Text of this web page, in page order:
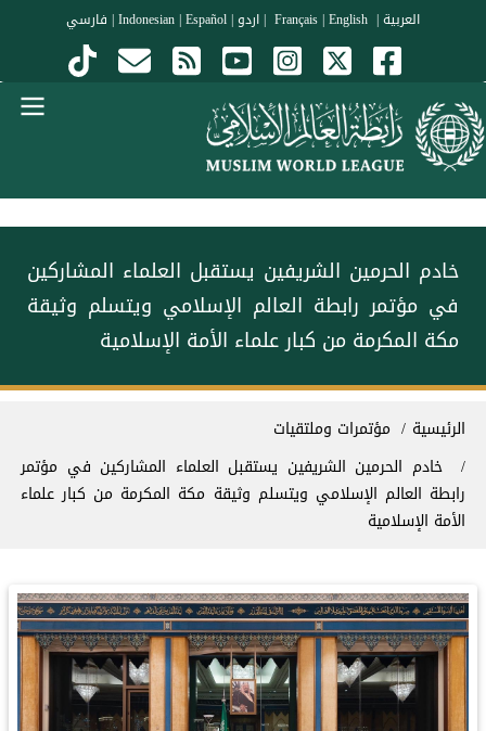
تجاوز إلى المحتوى الرئيسي
العربية|
|English
| اردو|
Indonesian |Español
| فارسي
خادم الحرمين الشريفين يستقبل العلماء المشاركين
في مؤتمر ⁧رابطة العالم الإسلامي⁩ ويتسلم ⁧وثيقة
مكة المكرمة⁩ من كبار علماء الأمة الإسلامية
مسار التنقل
الرئيسية
مؤتمرات وملتقيات
خادم الحرمين الشريفين يستقبل العلماء المشاركين في مؤتمر
⁧رابطة العالم الإسلامي⁩ ويتسلم ⁧وثيقة مكة المكرمة⁩ من كبار علماء
الأمة الإسلامية